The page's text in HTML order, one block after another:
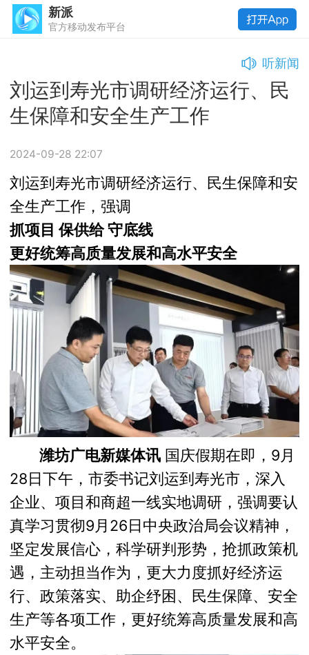
新派
官方移动发布平台
听新闻
刘运到寿光市调研经济运行、民
生保障和安全生产工作
2024-09-28 22:07
刘运到寿光市调研经济运行、民生保障和安
全生产工作，强调
抓项目 保供给 守底线
更好统筹高质量发展和高水平安全
潍坊广电新媒体讯 国庆假期在即，9月
28日下午，市委书记刘运到寿光市，深入
企业、项目和商超一线实地调研，强调要认
真学习贯彻9月26日中央政治局会议精神，
坚定发展信心，科学研判形势，抢抓政策机
遇，主动担当作为，更大力度抓好经济运
行、政策落实、助企纾困、民生保障、安全
生产等各项工作，更好统筹高质量发展和高
水平安全。